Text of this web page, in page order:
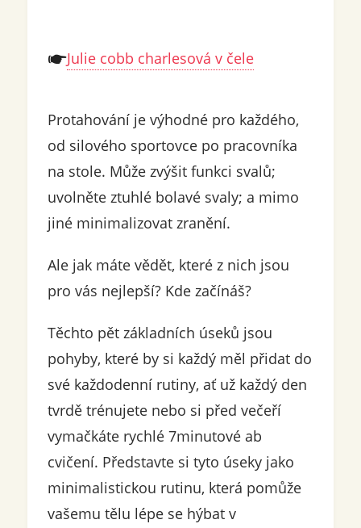
Julie cobb charlesová v čele
Protahování je výhodné pro každého,
od silového sportovce po pracovníka
na stole. Může zvýšit funkci svalů;
uvolněte ztuhlé bolavé svaly; a mimo
jiné minimalizovat zranění.
Ale jak máte vědět, které z nich jsou
pro vás nejlepší? Kde začínáš?
Těchto pět základních úseků jsou
pohyby, které by si každý měl přidat do
své každodenní rutiny, ať už každý den
tvrdě trénujete nebo si před večeří
vymačkáte rychlé 7minutové ab
cvičení. Představte si tyto úseky jako
minimalistickou rutinu, která pomůže
vašemu tělu lépe se hýbat v